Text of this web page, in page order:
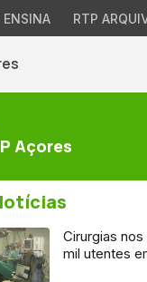
ENSINA RTP
Açores
Cirurgias
mil utentes